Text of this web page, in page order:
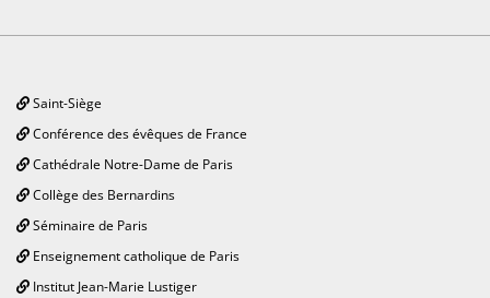
Saint-Siège
Conférence des évêques de France
Cathédrale Notre-Dame de Paris
Collège des Bernardins
Séminaire de Paris
Enseignement catholique de Paris
Institut Jean-Marie Lustiger